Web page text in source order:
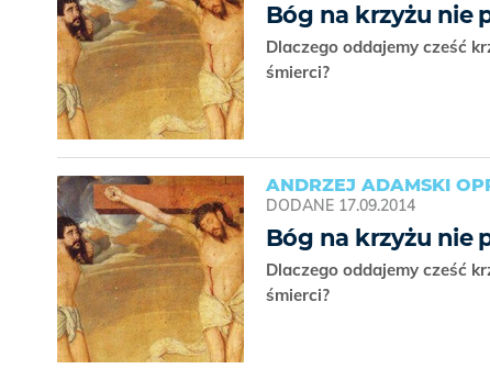
Bóg na krzyżu nie
Dlaczego oddajemy cześć
śmierci?
ANDRZEJ ADAMSKI
DODANE 17.09.2014
Bóg na krzyżu nie
Dlaczego oddajemy cześć
śmierci?